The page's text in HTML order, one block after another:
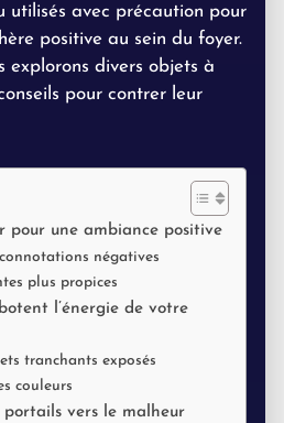
utilisés avec précaution pour
positive au sein du foyer.
explorons divers objets à
pour contrer leur
pour une ambiance positive
négatives
plus propices
l’énergie de votre
tranchants exposés
couleurs
portails vers le malheur